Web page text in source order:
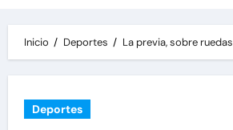
Inicio Deportes La previa, sobre ruedas
Deportes